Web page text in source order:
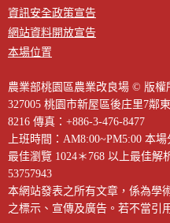
資訊安全政策宣告
網站資料開放宣告
本場位置
農業部桃園區農業改良場 © 版權
327005 桃園市新屋區後庄里7鄰
8216 傳真：+886-3-476-8477
上班時間：AM8:00~PM5:00 本場
最佳瀏覽 1024＊768 以上最佳解
53757943
本網站發表之所有文章，係為學
之標示、宣傳及廣告。若不當引